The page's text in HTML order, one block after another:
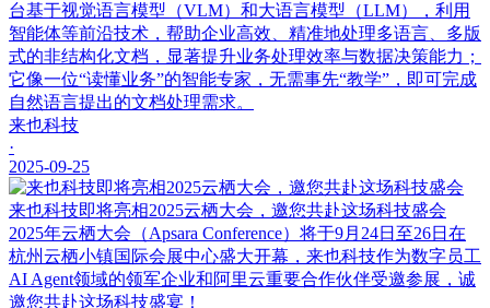
台基于视觉语言模型（VLM）和大语言模型（LLM），利用
智能体等前沿技术，帮助企业高效、精准地处理多语言、多版
式的非结构化文档，显著提升业务处理效率与数据决策能力；
它像一位“读懂业务”的智能专家，无需事先“教学”，即可完成
自然语言提出的文档处理需求。
来也科技
·
2025-09-25
来也科技即将亮相2025云栖大会，邀您共赴这场科技盛会
2025年云栖大会（Apsara Conference）将于9月24日至26日在
杭州云栖小镇国际会展中心盛大开幕，来也科技作为数字员工
AI Agent领域的领军企业和阿里云重要合作伙伴受邀参展，诚
邀您共赴这场科技盛宴！